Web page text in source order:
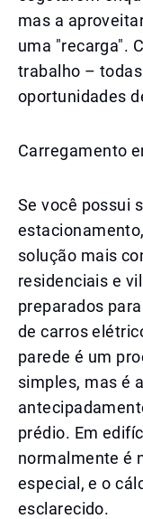
mas a
uma "recarga".
trabalho –
oportunidades
Carregamento
Se você possui
solução mais
residenciais e
preparados
de carros
parede é um
simples, mas é
prédio. Em
normalmente é
especial, e o
esclarecido.